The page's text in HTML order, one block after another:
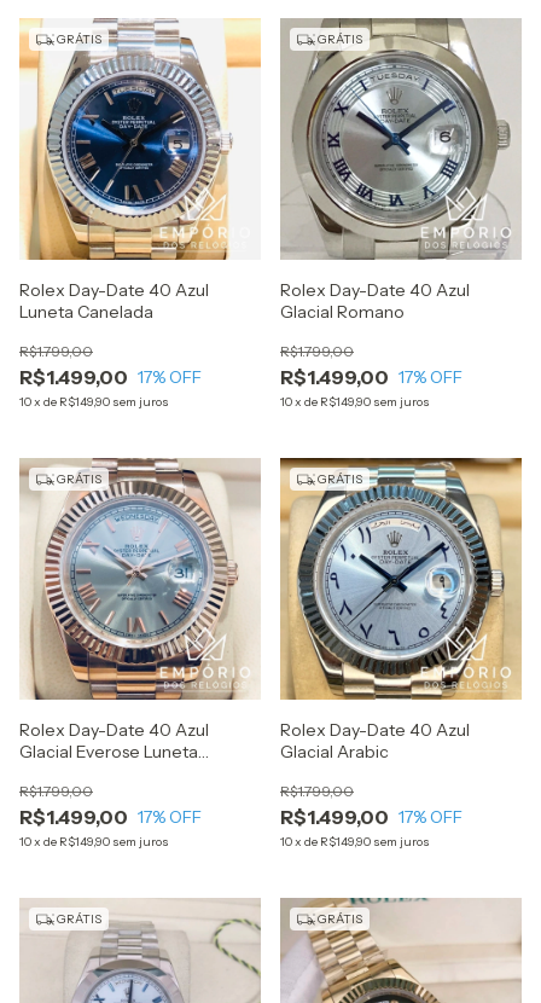
GRÁTIS
Rolex Day-Date 40 Azul
Luneta Canelada
R$1.499,00
R$1.799,00
17% OFF
10x de R$149,90 sem juros
GRÁTIS
Rolex Day-Date 40 Azul
Glacial Romano
R$1.499,00
R$1.799,00
17% OFF
10x de R$149,90 sem juros
GRÁTIS
Rolex Day-Date 40 Azul
Glacial Everose Luneta
R$1.499,00
R$1.799,00
17% OFF
10x de R$149,90 sem juros
GRÁTIS
Rolex Day-Date 40 Azul
Glacial Arabic
R$1.499,00
R$1.799,00
17% OFF
10x de R$149,90 sem juros
GRÁTIS GRÁTIS